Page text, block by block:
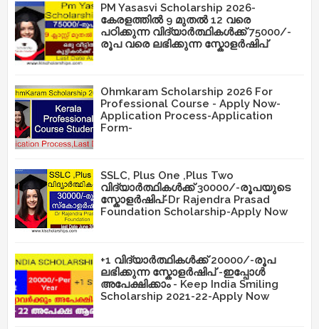
PM Yasasvi Scholarship 2026-
കേരളത്തിൽ 9 മുതൽ 12 വരെ
പഠിക്കുന്ന വിദ്യാർത്ഥികൾക്ക് 75000/-
രൂപ വരെ ലഭിക്കുന്ന സ്കോളർഷിപ്
Ohmkaram Scholarship 2026 For
Professional Course - Apply Now-
Application Process-Application
Form-
SSLC, Plus One ,Plus Two
വിദ്യാർത്ഥികൾക്ക് 30000/-രൂപയുടെ
സ്കോളർഷിപ്-Dr Rajendra Prasad
Foundation Scholarship-Apply Now
+1 വിദ്യാർത്ഥികൾക്ക് 20000/-രൂപ
ലഭിക്കുന്ന സ്കോളർഷിപ് -ഇപ്പോൾ
അപേക്ഷിക്കാം - Keep India Smiling
Scholarship 2021-22-Apply Now